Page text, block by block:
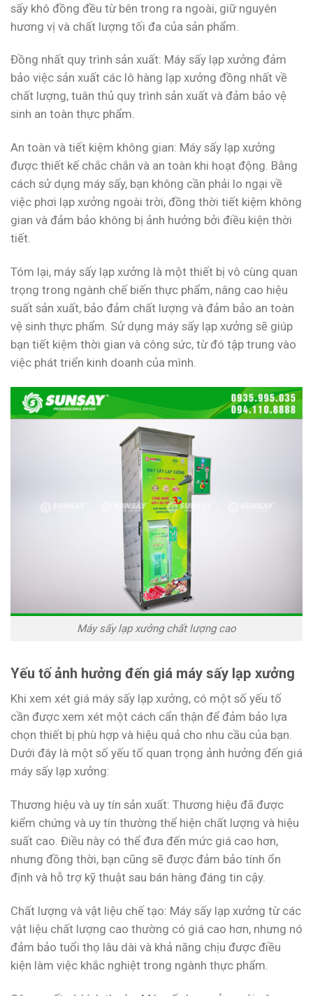
sấy khô đồng đều từ bên trong ra ngoài, giữ nguyên
hương vị và chất lượng tối đa của sản phẩm.
Đồng nhất quy trình sản xuất: Máy sấy lạp xưởng đảm
bảo việc sản xuất các lô hàng lạp xưởng đồng nhất về
chất lượng, tuân thủ quy trình sản xuất và đảm bảo vệ
sinh an toàn thực phẩm.
An toàn và tiết kiệm không gian: Máy sấy lạp xưởng
được thiết kế chắc chắn và an toàn khi hoạt động. Bằng
cách sử dụng máy sấy, bạn không cần phải lo ngại về
việc phơi lạp xưởng ngoài trời, đồng thời tiết kiệm không
gian và đảm bảo không bị ảnh hưởng bởi điều kiện thời
tiết.
Tóm lại, máy sấy lạp xưởng là một thiết bị vô cùng quan
trọng trong ngành chế biến thực phẩm, nâng cao hiệu
suất sản xuất, bảo đảm chất lượng và đảm bảo an toàn
vệ sinh thực phẩm. Sử dụng máy sấy lạp xưởng sẽ giúp
bạn tiết kiệm thời gian và công sức, từ đó tập trung vào
việc phát triển kinh doanh của mình.
Máy sấy lạp xưởng chất lượng cao
Yếu tố ảnh hưởng đến giá máy sấy lạp xưởng
Khi xem xét giá máy sấy lạp xưởng, có một số yếu tố
cần được xem xét một cách cẩn thận để đảm bảo lựa
chọn thiết bị phù hợp và hiệu quả cho nhu cầu của bạn.
Dưới đây là một số yếu tố quan trọng ảnh hưởng đến giá
máy sấy lạp xưởng:
Thương hiệu và uy tín sản xuất: Thương hiệu đã được
kiểm chứng và uy tín thường thể hiện chất lượng và hiệu
suất cao. Điều này có thể đưa đến mức giá cao hơn,
nhưng đồng thời, bạn cũng sẽ được đảm bảo tính ổn
định và hỗ trợ kỹ thuật sau bán hàng đáng tin cậy.
Chất lượng và vật liệu chế tạo: Máy sấy lạp xưởng từ các
vật liệu chất lượng cao thường có giá cao hơn, nhưng nó
đảm bảo tuổi thọ lâu dài và khả năng chịu được điều
kiện làm việc khắc nghiệt trong ngành thực phẩm.